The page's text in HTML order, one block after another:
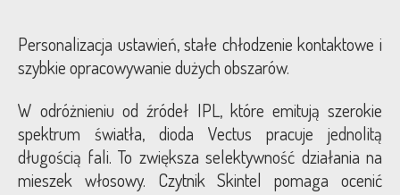
Personalizacja ustawień, stałe chłodzenie kontaktowe i
szybkie opracowywanie dużych obszarów.
W odróżnieniu od źródeł IPL, które emitują szerokie
spektrum światła, dioda Vectus pracuje jednolitą
długością fali. To zwiększa selektywność działania na
mieszek włosowy. Czytnik Skintel pomaga ocenić